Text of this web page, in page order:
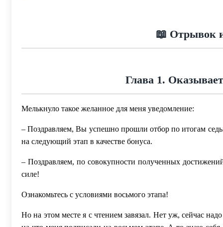
📖 Отрывок
Глава 1.
Мелькнуло такое желанное для меня уведомление:
– Поздравляем, Вы успешно прошли отбор по итогам
на следующий этап в качестве бонуса.
– Поздравляем, по совокупности полученных
силе!
Ознакомьтесь с условиями восьмого этапа!
Но на этом месте я с чтением завязал. Нет уж, сейчас